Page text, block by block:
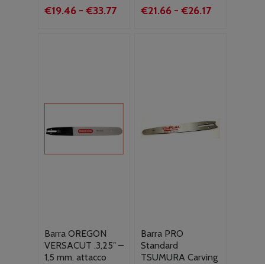
€19.46 - €33.77Fascia
€21.66 - €26.17Fascia
Barra OREGON
VERSACUT .3,25″ –
1,5 mm. attacco
Barra PRO
Standard
TSUMURA Carving